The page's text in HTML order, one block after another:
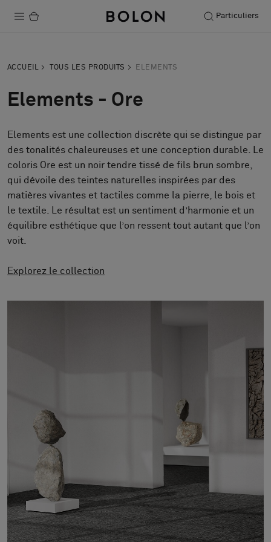
Particuliers
Durabilité
Installation
Entretien
Nos collaborations
À propos de nous
ACCUEIL TOUS LES PRODUITS ELEMENTS
Elements - Ore
Elements est une collection discrète qui se distingue par
des tonalités chaleureuses et une conception durable. Le
coloris Ore est un noir tendre tissé de fils brun sombre,
qui dévoile des teintes naturelles inspirées par des
matières vivantes et tactiles comme la pierre, le bois et
le textile. Le résultat est un sentiment d’harmonie et un
équilibre esthétique que l’on ressent tout autant que l’on
voit.
Explorez le collection